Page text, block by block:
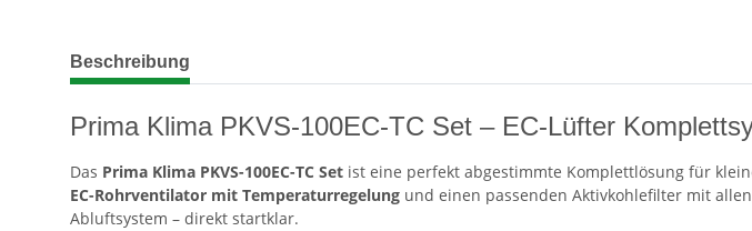
weitere Registerkarten anzeigen
Beschreibung
Prima Klima PKVS-100EC-TC Set – EC-Lüfter
Das Prima Klima PKVS-100EC-TC Set ist eine perfekt abgestimmte Komplettlösung für
EC-Rohrventilator mit Temperaturregelung und einen passenden Aktivkohlefilter mit
Abluftsystem – direkt startklar.